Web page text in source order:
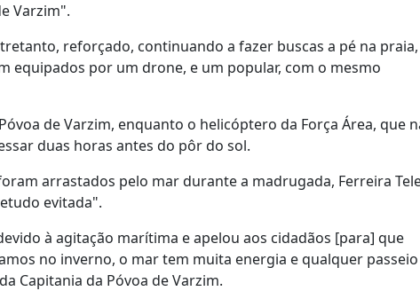
Varzim".
reforçado, continuando a fazer buscas a pé na
equipados por um drone, e um popular, com o mesmo
de Varzim, enquanto o helicóptero da Força Área, que
duas horas antes do pôr do sol.
arrastados pelo mar durante a madrugada, Ferreira
evitada".
à agitação marítima e apelou aos cidadãos [para] que
no inverno, o mar tem muita energia e qualquer
Capitania da Póvoa de Varzim.